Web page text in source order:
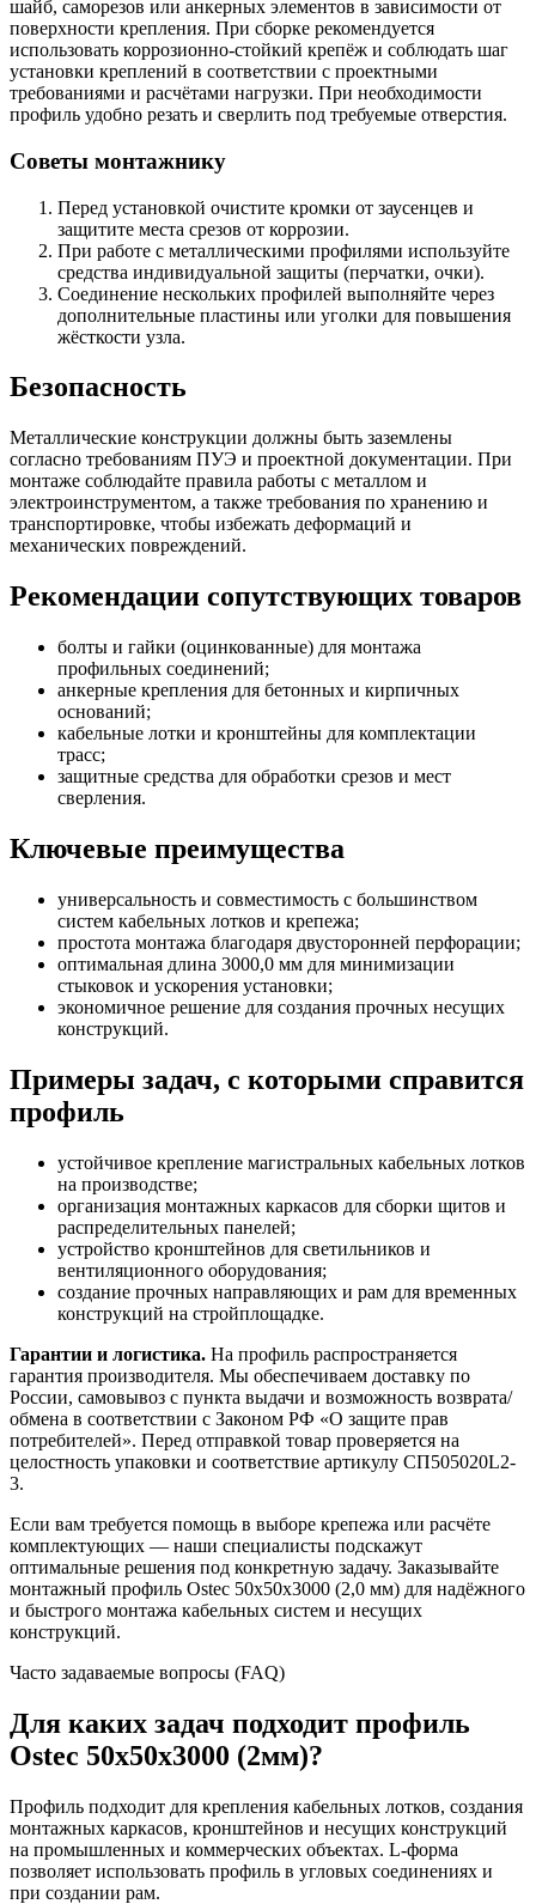
шайб, саморезов или анкерных элементов в зависимости от
поверхности крепления. При сборке рекомендуется
использовать коррозионно‑стойкий крепёж и соблюдать шаг
установки креплений в соответствии с проектными
требованиями и расчётами нагрузки. При необходимости
профиль удобно резать и сверлить под требуемые отверстия.
Советы монтажнику
Перед установкой очистите кромки от заусенцев и
защитите места срезов от коррозии.
При работе с металлическими профилями используйте
средства индивидуальной защиты (перчатки, очки).
Соединение нескольких профилей выполняйте через
дополнительные пластины или уголки для повышения
жёсткости узла.
Безопасность
Металлические конструкции должны быть заземлены
согласно требованиям ПУЭ и проектной документации. При
монтаже соблюдайте правила работы с металлом и
электроинструментом, а также требования по хранению и
транспортировке, чтобы избежать деформаций и
механических повреждений.
Рекомендации сопутствующих товаров
болты и гайки (оцинкованные) для монтажа
профильных соединений;
анкерные крепления для бетонных и кирпичных
оснований;
кабельные лотки и кронштейны для комплектации
трасс;
защитные средства для обработки срезов и мест
сверления.
Ключевые преимущества
универсальность и совместимость с большинством
систем кабельных лотков и крепежа;
простота монтажа благодаря двусторонней перфорации;
оптимальная длина 3000,0 мм для минимизации
стыковок и ускорения установки;
экономичное решение для создания прочных несущих
конструкций.
Примеры задач, с которыми справится
профиль
устойчивое крепление магистральных кабельных лотков
на производстве;
организация монтажных каркасов для сборки щитов и
распределительных панелей;
устройство кронштейнов для светильников и
вентиляционного оборудования;
создание прочных направляющих и рам для временных
конструкций на стройплощадке.
Гарантии и логистика. На профиль распространяется
гарантия производителя. Мы обеспечиваем доставку по
России, самовывоз с пункта выдачи и возможность возврата/
обмена в соответствии с Законом РФ «О защите прав
потребителей». Перед отправкой товар проверяется на
целостность упаковки и соответствие артикулу СП505020L2-
3.
Если вам требуется помощь в выборе крепежа или расчёте
комплектующих — наши специалисты подскажут
оптимальные решения под конкретную задачу. Заказывайте
монтажный профиль Ostec 50х50х3000 (2,0 мм) для надёжного
и быстрого монтажа кабельных систем и несущих
конструкций.
Часто задаваемые вопросы (FAQ)
Для каких задач подходит профиль
Ostec 50х50х3000 (2мм)?
Профиль подходит для крепления кабельных лотков, создания
монтажных каркасов, кронштейнов и несущих конструкций
на промышленных и коммерческих объектах. L‑форма
позволяет использовать профиль в угловых соединениях и
при создании рам.